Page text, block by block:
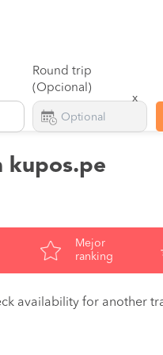
Round trip
(Opcional)
x
kupos.pe
Mejor
ranking
availability for another